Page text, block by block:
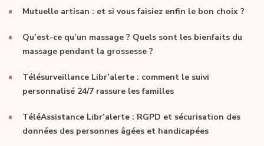
Mutuelle artisan : et si vous faisiez enfin le bon choix ?
Qu’est-ce qu’un massage ? Quels sont les bienfaits du
massage pendant la grossesse ?
Télésurveillance Libr’alerte : comment le suivi
personnalisé 24/7 rassure les familles
TéléAssistance Libr’alerte : RGPD et sécurisation des
données des personnes âgées et handicapées